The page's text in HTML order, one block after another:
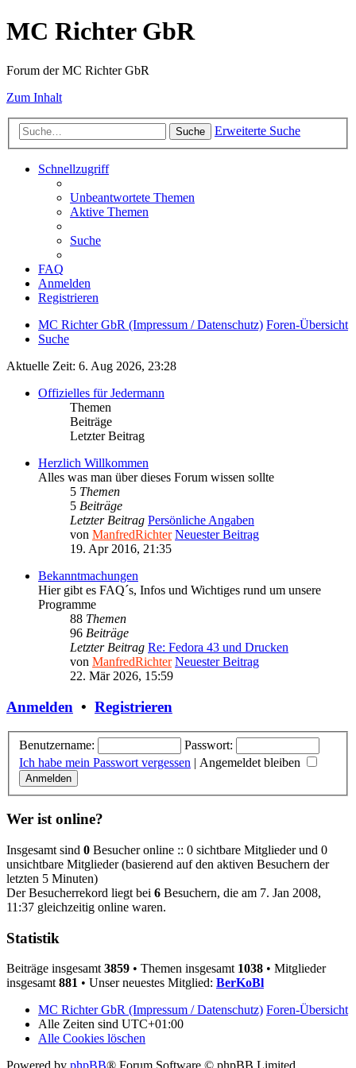
MC Richter GbR
Forum der MC Richter GbR
Zum Inhalt
Suche Erweiterte Suche
Schnellzugriff
Unbeantwortete Themen
Aktive Themen
Suche
FAQ
Anmelden
Registrieren
MC Richter GbR (Impressum / Datenschutz) Foren-Übersicht
Suche
Aktuelle Zeit: 6. Aug 2026, 23:28
Offizielles für Jedermann
Themen
Beiträge
Letzter Beitrag
Herzlich Willkommen
Alles was man über dieses Forum wissen sollte
5 Themen
5 Beiträge
Letzter Beitrag Persönliche Angaben
von ManfredRichter Neuester Beitrag
19. Apr 2016, 21:35
Bekanntmachungen
Hier gibt es FAQ´s, Infos und Wichtiges rund um unsere
Programme
88 Themen
96 Beiträge
Letzter Beitrag Re: Fedora 43 und Drucken
von ManfredRichter Neuester Beitrag
22. Mär 2026, 15:59
Anmelden • Registrieren
Benutzername:
Passwort:
Ich habe mein Passwort vergessen | Angemeldet bleiben
Wer ist online?
Insgesamt sind 0 Besucher online :: 0 sichtbare Mitglieder und 0
unsichtbare Mitglieder (basierend auf den aktiven Besuchern der
letzten 5 Minuten)
Der Besucherrekord liegt bei 6 Besuchern, die am 7. Jan 2008,
11:37 gleichzeitig online waren.
Statistik
Beiträge insgesamt 3859 • Themen insgesamt 1038 • Mitglieder
insgesamt 881 • Unser neuestes Mitglied: BerKoBl
MC Richter GbR (Impressum / Datenschutz) Foren-Übersicht
Alle Zeiten sind UTC+01:00
Alle Cookies löschen